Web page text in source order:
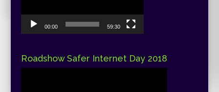
00:00 59:30
Roadshow Safer Internet Day 2018